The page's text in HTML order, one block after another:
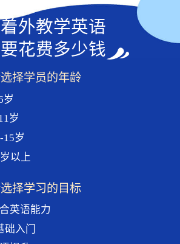
外教学英语
花费多少钱
择学员的年龄
岁
岁
15岁
以上
择学习的目标
英语能力
础入门